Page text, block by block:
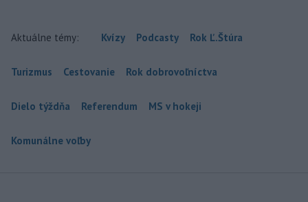
Aktuálne témy: Kvízy Podcasty Rok Ľ.Štúra
Turizmus Cestovanie Rok dobrovoľníctva
Dielo týždňa Referendum MS v hokeji
Komunálne voľby